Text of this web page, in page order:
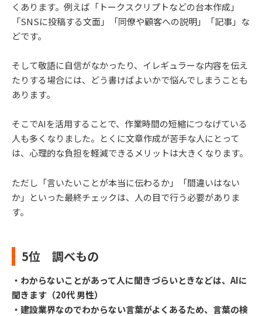
くあります。例えば「トークスクリプトなどの台本作成」
「SNSに投稿する文面」「同僚や顧客への説明」「記事」な
どです。
そして敬語に自信がなかったり、イレギュラーな内容を伝え
たりする場合には、どう書けばよいかで悩んでしまうことも
あります。
そこでAIを活用することで、作業時間の短縮につなげている
人も多くなりました。とくに文章作成が苦手な人にとって
は、心理的な負担を軽減できるメリットは大きくなります。
ただし「言いたいことが本当に伝わるか」「間違いはない
か」といった最終チェックは、人の目で行う必要がありま
す。
5位 調べもの
・わからないことがあって人に聞きづらいときなどは、AIに
聞きます（20代 男性）
・建設業界なのでわからない言葉がよくあるため、言葉の検